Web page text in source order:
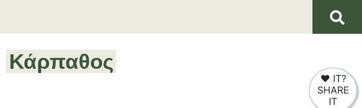
❤ IT?
SHARE
IT
Κάρπαθος